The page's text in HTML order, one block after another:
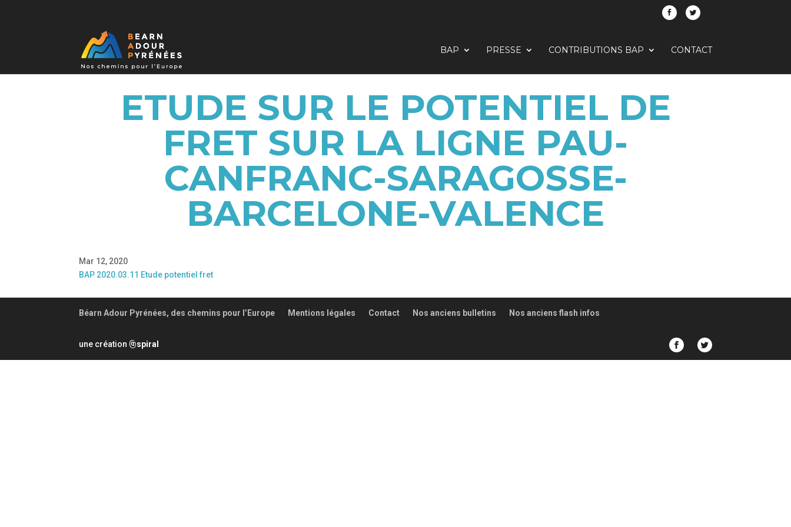
BAP PRESSE CONTRIBUTIONS BAP CONTACT
ETUDE SUR LE POTENTIEL DE
FRET SUR LA LIGNE PAU-
CANFRANC-SARAGOSSE-
BARCELONE-VALENCE
Mar 12, 2020
BAP 2020.03.11 Etude potentiel fret
Béarn Adour Pyrénées, des chemins pour l’Europe Mentions légales Contact Nos anciens bulletins Nos anciens flash infos
une création@spiral